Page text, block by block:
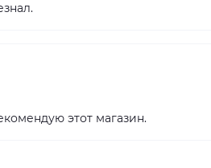
этот магазин.